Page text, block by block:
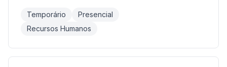
Temporário
Presencial
Recursos Humanos